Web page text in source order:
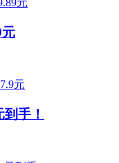
手！